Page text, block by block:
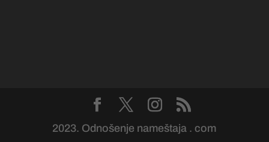
2023. Odnošenje nameštaja . com